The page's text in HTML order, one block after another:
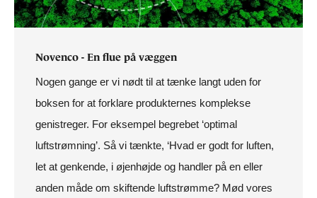
Novenco - En flue på væggen
Nogen gange er vi nødt til at tænke langt uden for
boksen for at forklare produkternes komplekse
genistreger. For eksempel begrebet ‘optimal
luftstrømning’. Så vi tænkte, ‘Hvad er godt for luften,
let at genkende, i øjenhøjde og handler på en eller
anden måde om skiftende luftstrømme? Mød vores